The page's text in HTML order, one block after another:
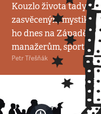
Kouzlo života tady a
zasvěceným
ho dnes na Západě
manažerům,
Petr Třešňák